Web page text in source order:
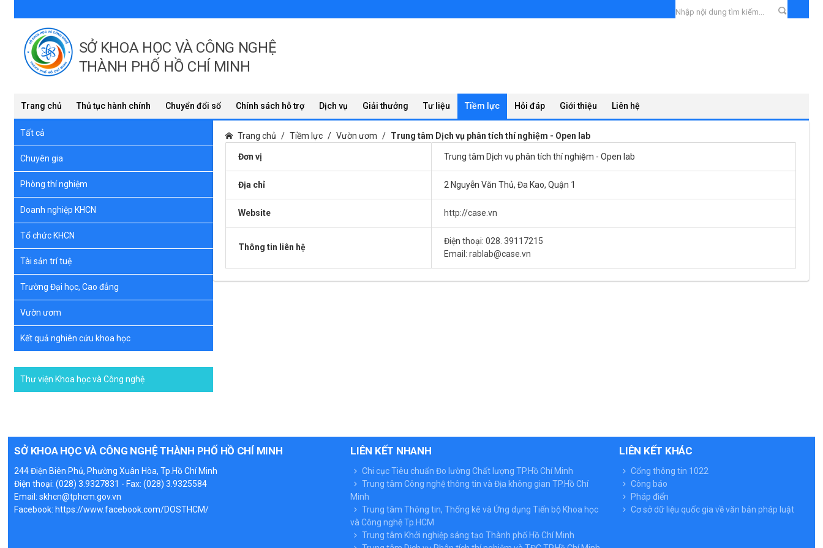
SỞ KHOA HỌC VÀ CÔNG NGHỆ
THÀNH PHỐ HỒ CHÍ MINH
Trang chủ Thủ tục hành chính Chuyển đổi số Chính sách hỗ trợ Dịch vụ Giải thưởng Tư liệu Tiềm lực Hỏi đáp Giới thiệu Liên hệ
Tất cả
Chuyên gia
Phòng thí nghiệm
Doanh nghiệp KHCN
Tổ chức KHCN
Tài sản trí tuệ
Trường Đại học, Cao đẳng
Vườn ươm
Kết quả nghiên cứu khoa học
Thư viện Khoa học và Công nghệ
Trang chủ Tiềm lực Vườn ươm Trung tâm Dịch vụ phân tích thí nghiệm - Open lab
Đơn vị Trung tâm Dịch vụ phân tích thí nghiệm - Open lab
Địa chỉ 2 Nguyễn Văn Thủ, Đa Kao, Quận 1
Website http://case.vn
Thông tin liên hệ
Điện thoại: 028. 39117215
Email: rablab@case.vn
SỞ KHOA HỌC VÀ CÔNG NGHỆ THÀNH PHỐ HỒ CHÍ MINH
244 Điện Biên Phủ, Phường Xuân Hòa, Tp.Hồ Chí Minh
Điện thoại: (028) 3.9327831 - Fax: (028) 3.9325584
Email: skhcn@tphcm.gov.vn
Facebook: https://www.facebook.com/DOSTHCM/
LIÊN KẾT NHANH
Chi cục Tiêu chuẩn Đo lường Chất lượng TP.Hồ Chí Minh
Trung tâm Công nghệ thông tin và Địa không gian TP.Hồ Chí
Minh
Trung tâm Thông tin, Thống kê và Ứng dụng Tiến bộ Khoa học
và Công nghệ Tp.HCM
Trung tâm Khởi nghiệp sáng tạo Thành phố Hồ Chí Minh
LIÊN KẾT KHÁC
Cổng thông tin 1022
Công báo
Pháp điển
Cơ sở dữ liệu quốc gia về văn bản pháp luật